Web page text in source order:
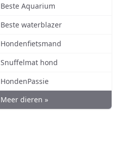
Beste Aquarium
Beste waterblazer
Hondenfietsmand
Snuffelmat hond
HondenPassie
Meer dieren »